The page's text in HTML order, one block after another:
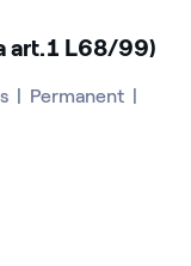
art.1 L68/99)
Permanent